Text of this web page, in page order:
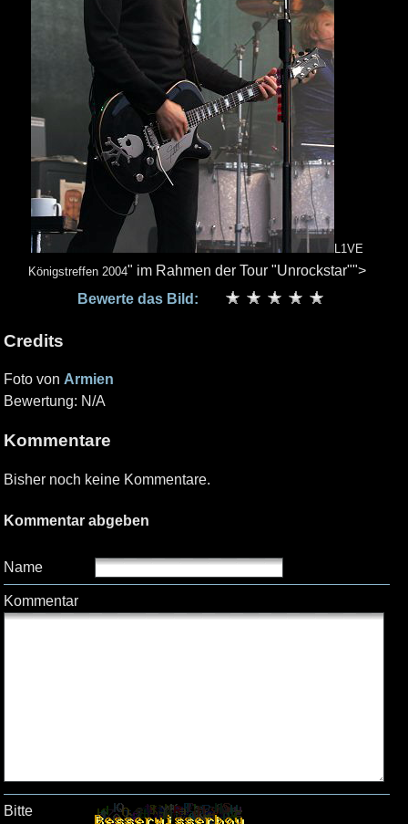
L1VE
Königstreffen 2004" im Rahmen der Tour "Unrockstar"">
Bewerte das Bild:
Credits
Foto von Armien
Bewertung: N/A
Kommentare
Bisher noch keine Kommentare.
Kommentar abgeben
Name
Kommentar
Bitte